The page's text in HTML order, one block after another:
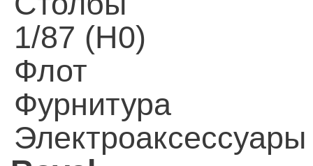
1/87 (H0)
Флот
Фурнитура
Электроаксессуары